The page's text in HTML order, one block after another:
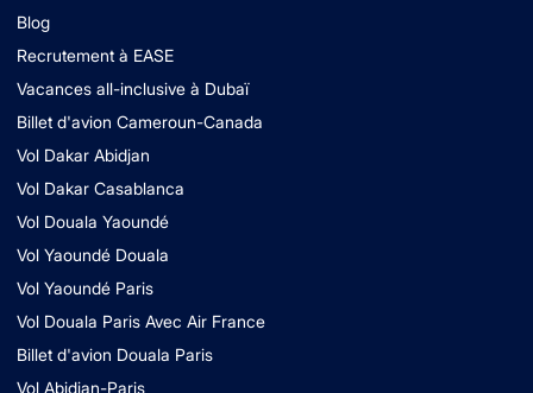
Blog
Recrutement à EASE
Vacances all-inclusive à Dubaï
Billet d'avion Cameroun-Canada
Vol Dakar Abidjan
Vol Dakar Casablanca
Vol Douala Yaoundé
Vol Yaoundé Douala
Vol Yaoundé Paris
Vol Douala Paris Avec Air France
Billet d'avion Douala Paris
Vol Abidjan-Paris